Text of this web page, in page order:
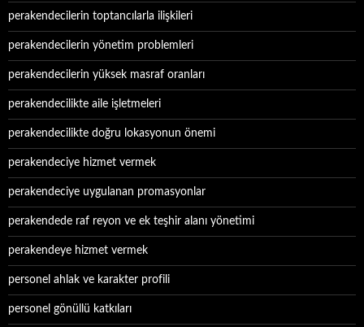
perakendecilerin toptancılarla ilişkileri
perakendecilerin yönetim problemleri
perakendecilerin yüksek masraf oranları
perakendecilikte aile işletmeleri
perakendecilikte doğru lokasyonun önemi
perakendeciye hizmet vermek
perakendeciye uygulanan promasyonlar
perakendede raf reyon ve ek teşhir alanı yönetimi
perakendeye hizmet vermek
personel ahlak ve karakter profili
personel gönüllü katkıları